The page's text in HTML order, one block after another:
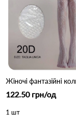
122.50 грн/од
1 шт